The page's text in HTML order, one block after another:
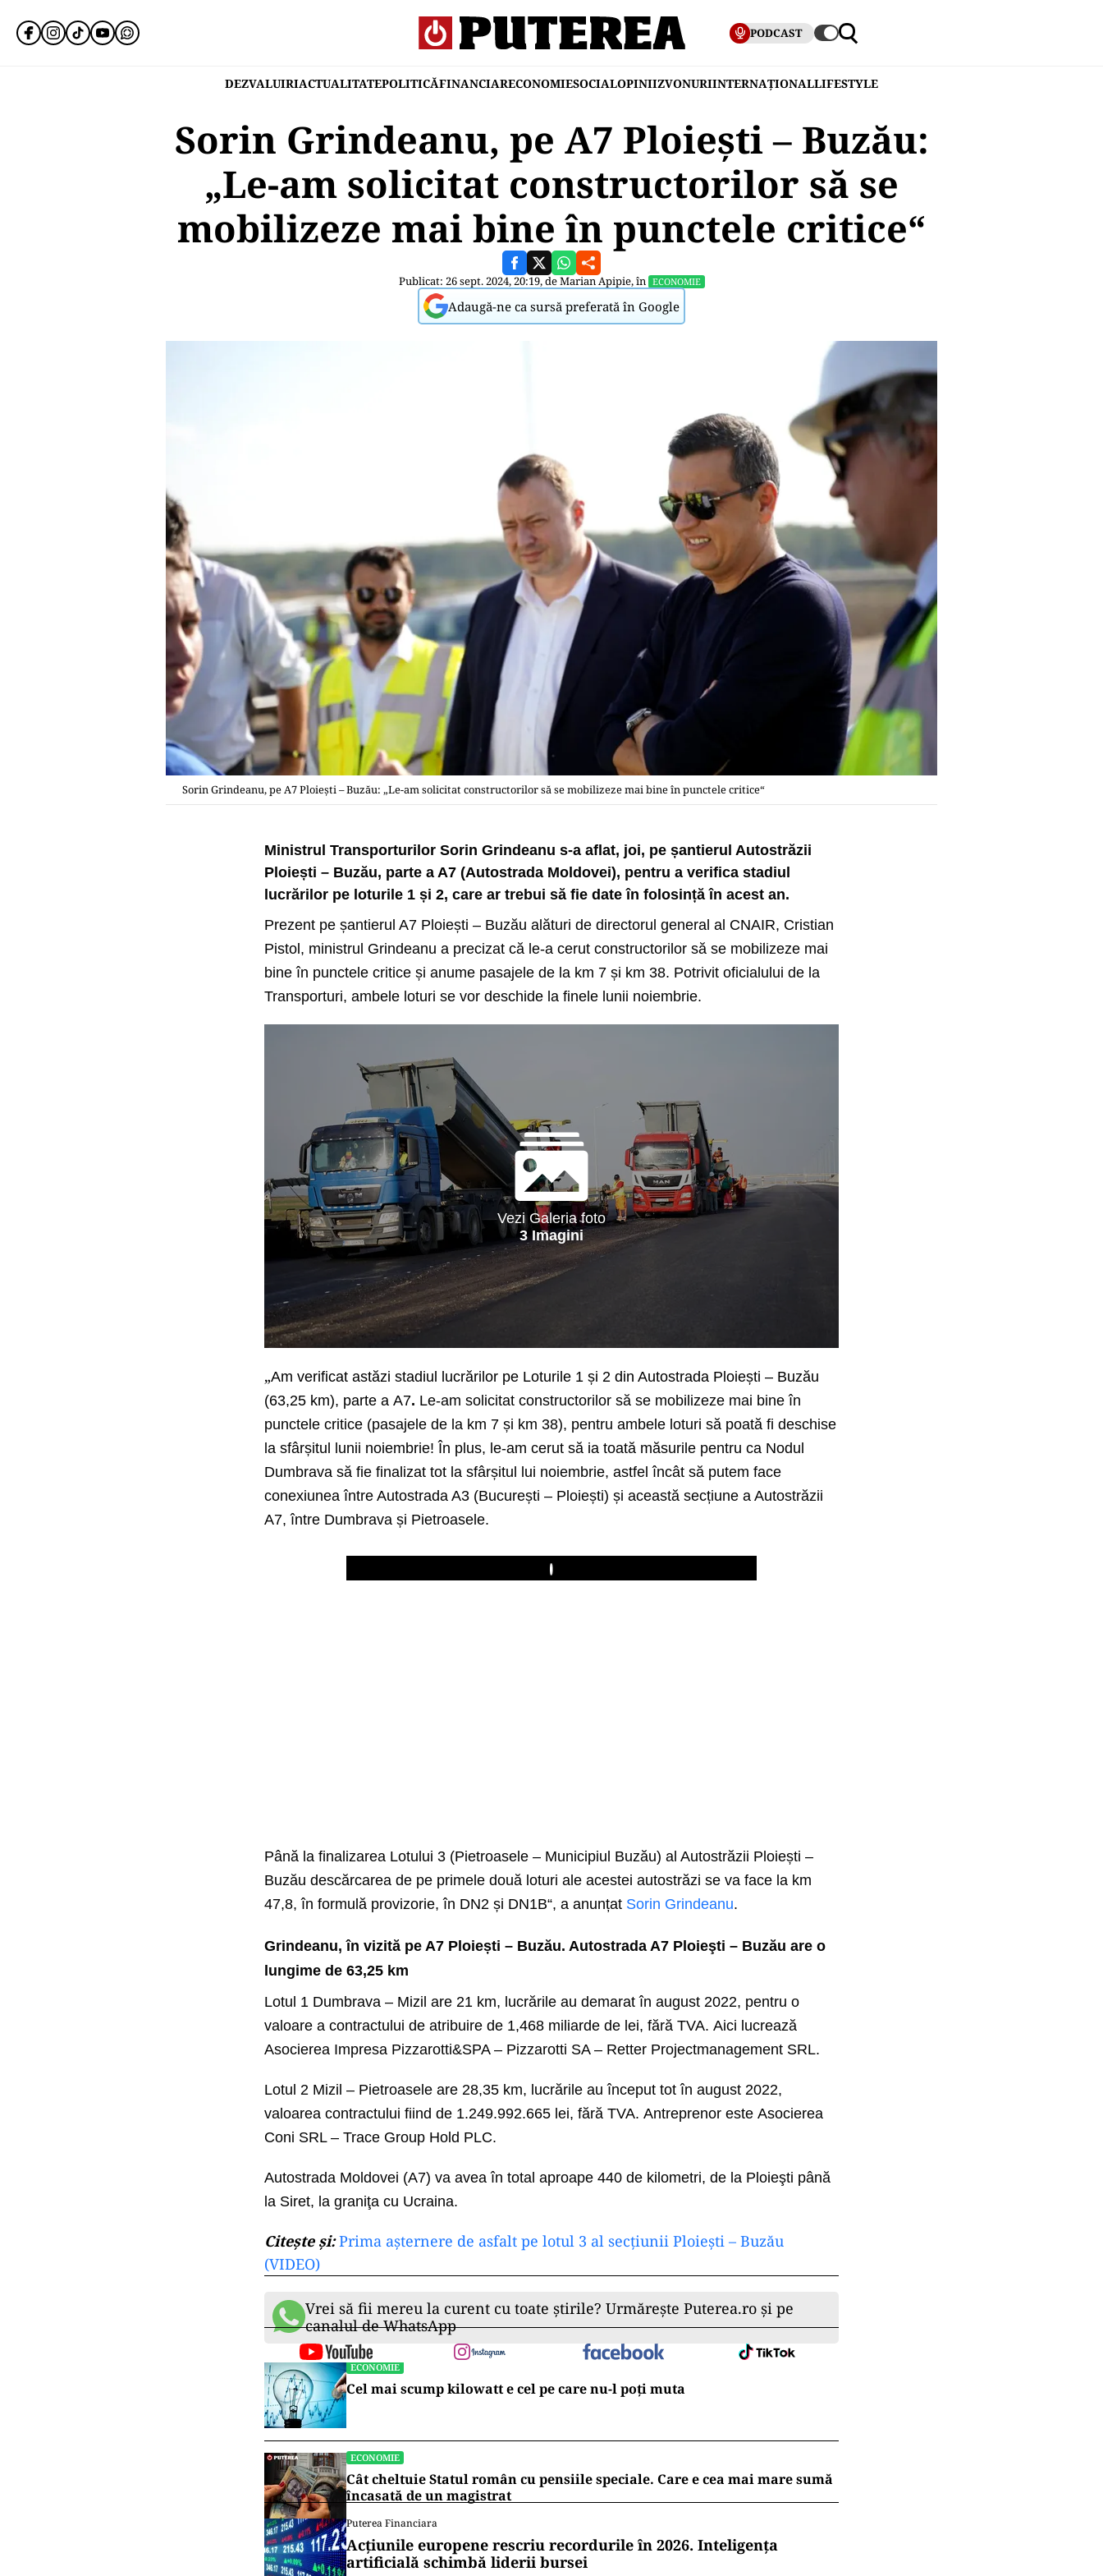
PODCAST
DEZVALUIRIACTUALITATEPOLITICĂFINANCIARECONOMIESOCIALOPINIIZVONURIINTERNAȚIONALLIFESTYLE
Sorin Grindeanu, pe A7 Ploiești – Buzău:
„Le-am solicitat constructorilor să se
mobilizeze mai bine în punctele critice“
Publicat: 26 sept. 2024, 20:19, deMarian Apipie, în ECONOMIE
Adaugă-ne ca sursă preferată în Google
Sorin Grindeanu, pe A7 Ploiești – Buzău: „Le-am solicitat constructorilor să se mobilizeze mai bine în punctele critice“
Ministrul Transporturilor Sorin Grindeanu s-a aflat, joi, pe șantierul Autostrăzii
Ploiești – Buzău, parte a A7 (Autostrada Moldovei), pentru a verifica stadiul
lucrărilor pe loturile 1 și 2, care ar trebui să fie date în folosință în acest an.
Prezent pe șantierul A7 Ploiești – Buzău alături de directorul general al CNAIR, Cristian
Pistol, ministrul Grindeanu a precizat că le-a cerut constructorilor să se mobilizeze mai
bine în punctele critice și anume pasajele de la km 7 și km 38. Potrivit oficialului de la
Transporturi, ambele loturi se vor deschide la finele lunii noiembrie.
Vezi Galeria foto
3 Imagini
„Am verificat astăzi stadiul lucrărilor pe Loturile 1 și 2 din Autostrada Ploiești – Buzău
(63,25 km), parte a A7. Le-am solicitat constructorilor să se mobilizeze mai bine în
punctele critice (pasajele de la km 7 și km 38), pentru ambele loturi să poată fi deschise
la sfârșitul lunii noiembrie! În plus, le-am cerut să ia toată măsurile pentru ca Nodul
Dumbrava să fie finalizat tot la sfârșitul lui noiembrie, astfel încât să putem face
conexiunea între Autostrada A3 (București – Ploiești) și această secțiune a Autostrăzii
A7, între Dumbrava și Pietroasele.
Play
Până la finalizarea Lotului 3 (Pietroasele – Municipiul Buzău) al Autostrăzii Ploiești –
Buzău descărcarea de pe primele două loturi ale acestei autostrăzi se va face la km
47,8, în formulă provizorie, în DN2 și DN1B“, a anunțat Sorin Grindeanu.
Grindeanu, în vizită pe A7 Ploiești – Buzău. Autostrada A7 Ploieşti – Buzău are o
lungime de 63,25 km
Lotul 1 Dumbrava – Mizil are 21 km, lucrările au demarat în august 2022, pentru o
valoare a contractului de atribuire de 1,468 miliarde de lei, fără TVA. Aici lucrează
Asocierea Impresa Pizzarotti&SPA – Pizzarotti SA – Retter Projectmanagement SRL.
Lotul 2 Mizil – Pietroasele are 28,35 km, lucrările au început tot în august 2022,
valoarea contractului fiind de 1.249.992.665 lei, fără TVA. Antreprenor este Asocierea
Coni SRL – Trace Group Hold PLC.
Autostrada Moldovei (A7) va avea în total aproape 440 de kilometri, de la Ploieşti până
la Siret, la graniţa cu Ucraina.
Citește și: Prima așternere de asfalt pe lotul 3 al secțiunii Ploiești – Buzău
(VIDEO)
Vrei să fii mereu la curent cu toate știrile? Urmărește Puterea.ro și pe
canalul de WhatsApp
ECONOMIE
Cel mai scump kilowatt e cel pe care nu-l poți muta
ECONOMIE
Cât cheltuie Statul român cu pensiile speciale. Care e cea mai mare sumă
încasată de un magistrat
Puterea Financiara
Acțiunile europene rescriu recordurile în 2026. Inteligența
artificială schimbă liderii bursei